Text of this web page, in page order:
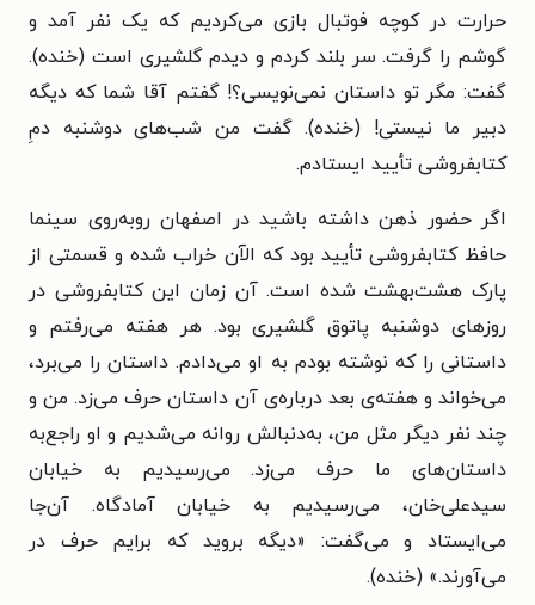
حرارت در کوچه فوتبال بازی می‌کردیم که یک نفر آمد و
گوشم را گرفت. سر بلند کردم و دیدم گلشیری است (خنده).
گفت: مگر تو داستان نمی‌نویسی؟! گفتم آقا شما که دیگه
دبیر ما نیستی! (خنده). گفت من شب‌های دوشنبه دمِ
کتابفروشی تأیید ایستادم.
اگر حضور ذهن داشته باشید در اصفهان روبه‌روی سینما
حافظ کتابفروشی تأیید بود که الآن خراب شده و قسمتی از
پارک هشت‌بهشت شده است. آن زمان این کتابفروشی در
روزهای دوشنبه پاتوق گلشیری بود. هر هفته می‌رفتم و
داستانی را که نوشته بودم به او می‌دادم. داستان را می‌برد،
می‌خواند و هفته‌ی بعد درباره‌ی آن داستان حرف می‌زد. من و
چند نفر دیگر مثل من، به‌دنبالش روانه می‌شدیم و او راجع‌به
داستان‌های ما حرف می‌زد. می‌رسیدیم به خیابان
سیدعلی‌خان، می‌رسیدیم به خیابان آمادگاه. آن‌جا
می‌ایستاد و می‌گفت: «دیگه بروید که برایم حرف در
می‌آورند.» (خنده).